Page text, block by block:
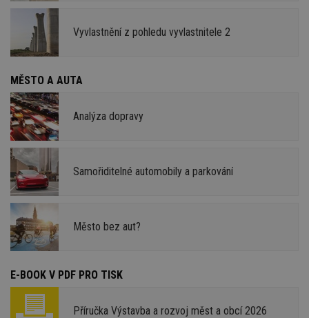
Vyvlastnění z pohledu vyvlastnitele 2
MĚSTO A AUTA
Analýza dopravy
Samořiditelné automobily a parkování
Město bez aut?
E-BOOK V PDF PRO TISK
Příručka Výstavba a rozvoj měst a obcí 2026